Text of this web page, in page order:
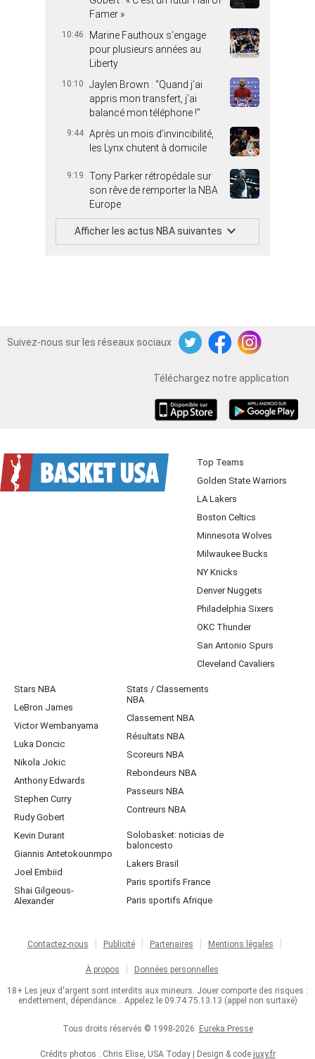
Famer »
10:46
Marine Fauthoux s’engage
pour plusieurs années au
Liberty
10:10
Jaylen Brown : “Quand j’ai
appris mon transfert, j’ai
balancé mon téléphone !”
9:44 Après un mois d’invincibilité,
les Lynx chutent à domicile
9:19
Tony Parker rétropédale sur
son rêve de remporter la NBA
Europe
Afficher les actus NBA suivantes
Suivez-nous sur les réseaux sociaux
TwitterFacebookInstagram
Téléchargez notre application
Top Teams
Golden State Warriors
LA Lakers
Boston Celtics
Minnesota Wolves
Milwaukee Bucks
NY Knicks
Denver Nuggets
Philadelphia Sixers
OKC Thunder
San Antonio Spurs
Cleveland Cavaliers
Stars NBA
LeBron James
Victor Wembanyama
Luka Doncic
Nikola Jokic
Anthony Edwards
Stephen Curry
Rudy Gobert
Kevin Durant
Giannis Antetokounmpo
Joel Embiid
Shai Gilgeous-
Alexander
Stats / Classements
NBA
Classement NBA
Résultats NBA
Scoreurs NBA
Rebondeurs NBA
Passeurs NBA
Contreurs NBA
Solobasket: noticias de
baloncesto
Lakers Brasil
Paris sportifs France
Paris sportifs Afrique
Contactez-nous Publicité Partenaires Mentions légales
À propos Données personnelles
18+ Les jeux d'argent sont interdits aux mineurs. Jouer comporte des risques :
endettement, dépendance... Appelez le 09.74.75.13.13 (appel non surtaxé)
Tous droits réservés © 1998-2026 Eureka Presse
Crédits photos : Chris Elise, USA Today | Design & code juxy.fr